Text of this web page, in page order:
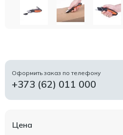
Оформить заказ по телефону
+373 (62) 011 000
Цена